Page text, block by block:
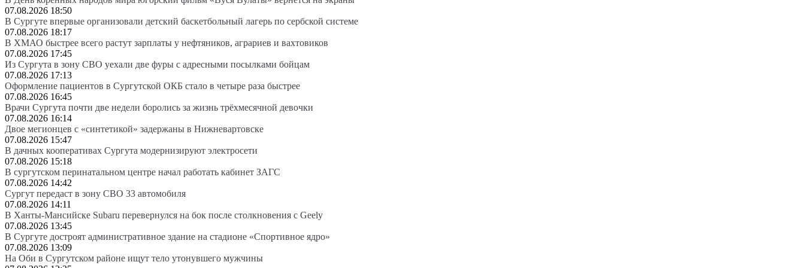
07.08.2026 18:50
В Сургуте впервые организовали детский баскетбольный лагерь по сербской системе
07.08.2026 18:17
В ХМАО быстрее всего растут зарплаты у нефтяников, аграриев и вахтовиков
07.08.2026 17:45
Из Сургута в зону СВО уехали две фуры с адресными посылками бойцам
07.08.2026 17:13
Оформление пациентов в Сургутской ОКБ стало в четыре раза быстрее
07.08.2026 16:45
Врачи Сургута почти две недели боролись за жизнь трёхмесячной девочки
07.08.2026 16:14
Двое мегионцев с «синтетикой» задержаны в Нижневартовске
07.08.2026 15:47
В дачных кооперативах Сургута модернизируют электросети
07.08.2026 15:18
В сургутском перинатальном центре начал работать кабинет ЗАГС
07.08.2026 14:42
Сургут передаст в зону СВО 33 автомобиля
07.08.2026 14:11
В Ханты-Мансийске Subaru перевернулся на бок после столкновения с Geely
07.08.2026 13:45
В Сургуте достроят административное здание на стадионе «Спортивное ядро»
07.08.2026 13:09
На Оби в Сургутском районе ищут тело утонувшего мужчины